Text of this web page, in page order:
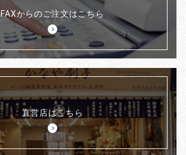
FAXからのご注文はこちら
直営店はこちら